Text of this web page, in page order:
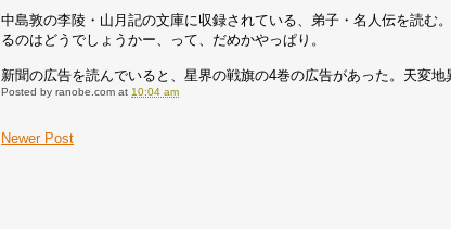
中島敦の李陵・山月記の文庫に収録されている、弟子・名人伝を読む
るのはどうでしょうかー、って、だめかやっぱり。
新聞の広告を読んでいると、星界の戦旗の4巻の広告があった。天変地
Posted byranobe.com at 10:04 am
Newer Post